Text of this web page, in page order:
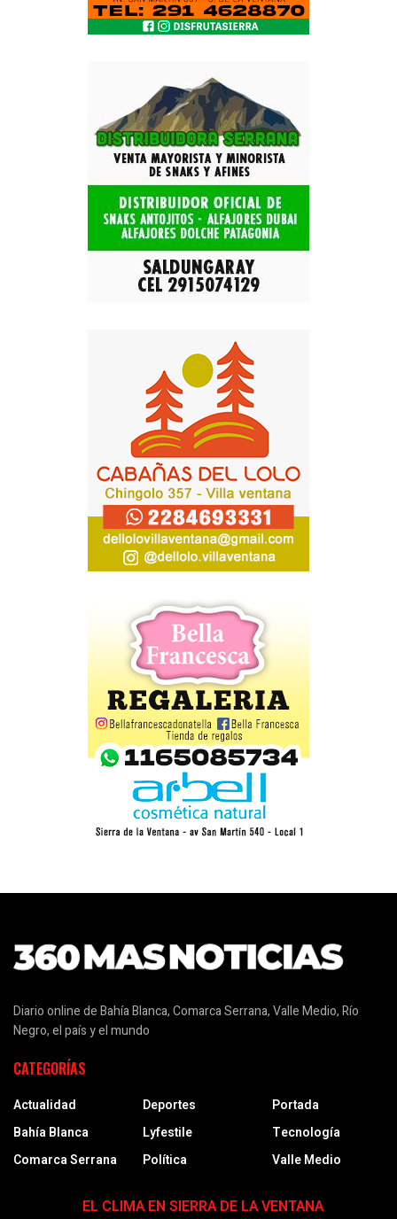
Diario online de Bahía Blanca, Comarca Serrana, Valle Medio, Río
Negro, el país y el mundo
CATEGORÍAS
Actualidad
Bahía Blanca
Comarca Serrana
Deportes
Lyfestile
Política
Portada
Tecnología
Valle Medio
EL CLIMA EN SIERRA DE LA VENTANA